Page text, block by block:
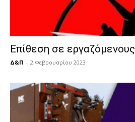
Επίθεση σε εργαζόμενους
Δ&Π - 2 Φεβρουαρίου 2023